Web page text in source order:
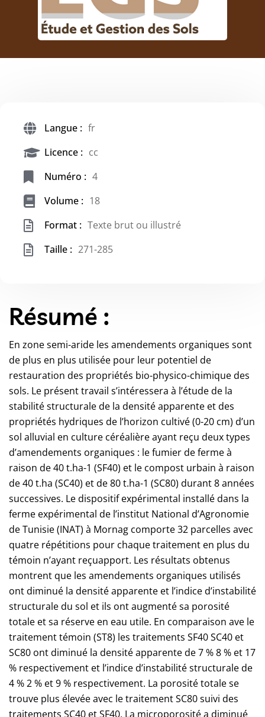
Langue : fr
Licence : cc
Numéro : 4
Volume : 18
Format : Texte brut ou illustré
Taille : 271-285
Résumé :
En zone semi-aride les amendements organiques sont
de plus en plus utilisée pour leur potentiel de
restauration des propriétés bio-physico-chimique des
sols. Le présent travail s’intéressera à l’étude de la
stabilité structurale de la densité apparente et des
propriétés hydriques de l’horizon cultivé (0-20 cm) d’un
sol alluvial en culture céréalière ayant reçu deux types
d’amendements organiques : le fumier de ferme à
raison de 40 t.ha-1 (SF40) et le compost urbain à raison
de 40 t.ha (SC40) et de 80 t.ha-1 (SC80) durant 8 années
successives. Le dispositif expérimental installé dans la
ferme expérimental de l’institut National d’Agronomie
de Tunisie (INAT) à Mornag comporte 32 parcelles avec
quatre répétitions pour chaque traitement en plus du
témoin n’ayant reçuapport. Les résultats obtenus
montrent que les amendements organiques utilisés
ont diminué la densité apparente et l’indice d’instabilité
structurale du sol et ils ont augmenté sa porosité
totale et sa réserve en eau utile. En comparaison ave le
traitement témoin (ST8) les traitements SF40 SC40 et
SC80 ont diminué la densité apparente de 7 % 8 % et 17
% respectivement et l’indice d’instabilité structurale de
4 % 2 % et 9 % respectivement. La porosité totale se
trouve plus élevée avec le traitement SC80 suivi des
traitements SC40 et SF40. La microporosité a diminué